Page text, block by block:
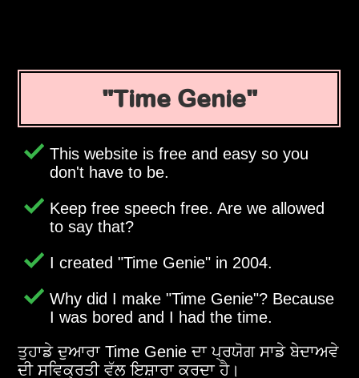
Time Genie
This website is free and easy so you
don't have to be.
Keep free speech free. Are we allowed
to say that?
I created Time Genie in 2004.
Why did I make Time Genie ? Because
I was bored and I had the time.
ਤੁਹਾਡੇ ਦੁਆਰਾ Time Genie ਦਾ ਪ੍ਰਯੋਗ ਸਾਡੇ ਬੇਦਾਅਵੇ
ਦੀ ਸਵਿਕ੍ਰਤੀ ਵੱਲ ਇਸ਼ਾਰਾ ਕਰਦਾ ਹੈ।